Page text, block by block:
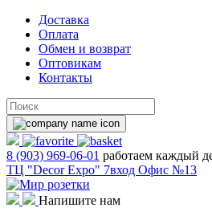
Доставка
Оплата
Обмен и возврат
Оптовикам
Контакты
8 (903) 969-06-01 работаем каждый
ТЦ "Decor Expo" 7вход Офис №13
Напишите нам